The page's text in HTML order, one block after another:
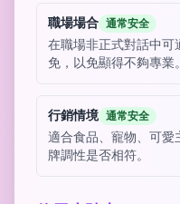
職場場合 通常安全
在職場非正式對話中可
免，以免顯得不夠專業。
行銷情境 通常安全
適合食品、寵物、可愛
牌調性是否相符。